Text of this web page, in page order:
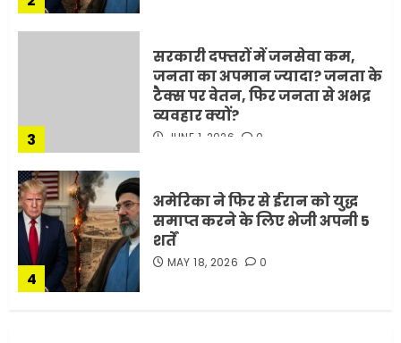
JUNE 1, 2026 0
4
अमेरिका ने फिर से ईरान को युद्ध
समाप्त करने के लिए भेजी अपनी 5
भारत-अमेरिका व्यापार समझौता